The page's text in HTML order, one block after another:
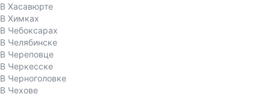
В Хасавюрте
В Химках
В Чебоксарах
В Челябинске
В Череповце
В Черкесске
В Черноголовке
В Чехове